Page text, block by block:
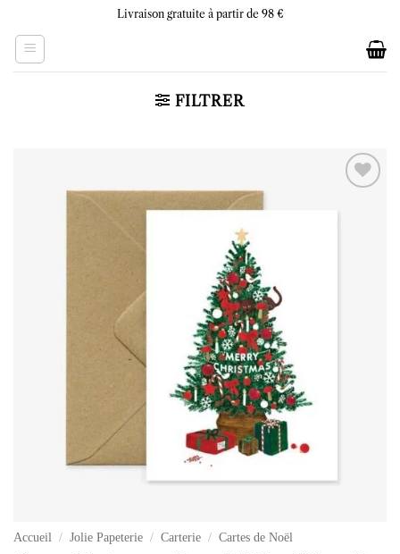
content
Livraison gratuite à partir de 98 €
FILTRER
Accueil / Jolie Papeterie / Carterie / Cartes de Noël